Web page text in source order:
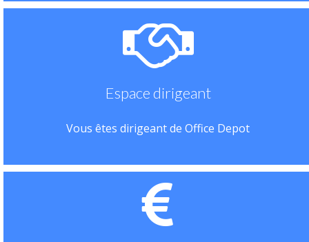
Espace dirigeant
Vous êtes dirigeant de Office Depot